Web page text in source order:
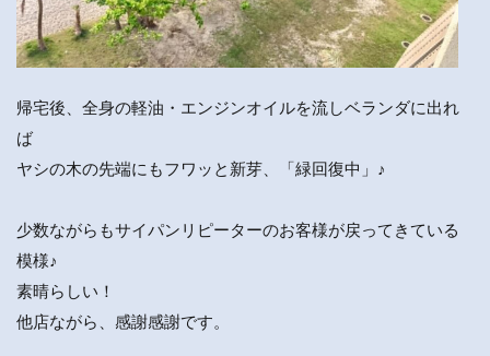
帰宅後、全身の軽油・エンジンオイルを流しベランダに出れ
ば
ヤシの木の先端にもフワッと新芽、「緑回復中」♪
少数ながらもサイパンリピーターのお客様が戻ってきている
模様♪
素晴らしい！
他店ながら、感謝感謝です。